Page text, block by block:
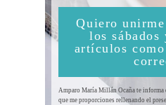
Amparo María Millán Ocaña te informa
que me proporciones rellenando el
Quiero
los
artículos